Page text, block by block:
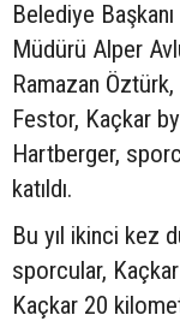
Belediye
Müdürü Alper
Ramazan
Festor, Kaçkar
Hartberger,
katıldı.
Bu yıl ikinci kez
sporcular,
Kaçkar 20